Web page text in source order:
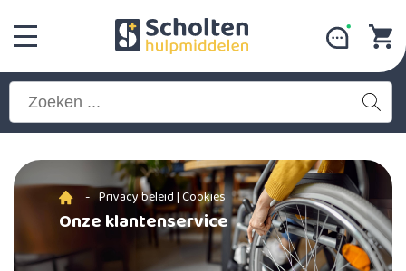
- Privacy beleid | Cookies
Onze klantenservice